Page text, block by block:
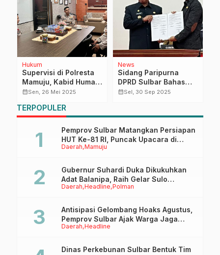
Hukum
Supervisi di Polresta
Mamuju, Kabid Humas
Polda Sulbar Dorong
Inovasi Humas
calendar_monthSen, 26 Mei 2025
News
Sidang Paripurna
DPRD Sulbar Bahas
Penyampaian Akhir
Perpustakaan
calendar_monthSel, 30 Sep 2025
TERPOPULER
Daerah Mamuju
Pemprov Sulbar Matangkan Persiapan
HUT Ke-81 RI, Puncak Upacara di
Lapangan Ahmad Kirang
Daerah Headline Polman
Gubernur Suhardi Duka Dikukuhkan
Adat Balanipa, Raih Gelar Sulo
Tappidena
Daerah Headline
Antisipasi Gelombang Hoaks Agustus,
Pemprov Sulbar Ajak Warga Jaga
Ruang Digital
Dinas Perkebunan Sulbar Bentuk Tim